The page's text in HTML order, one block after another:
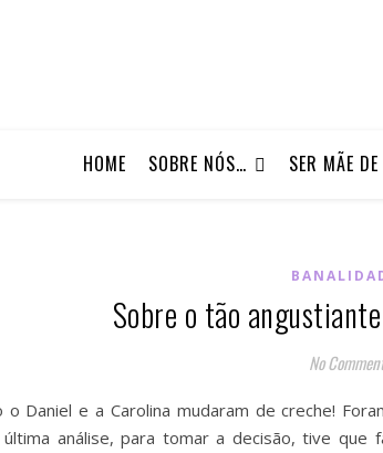
HOME SOBRE NÓS… SER MÃE
Sobre o tão
No
o Daniel e a Carolina mudaram de creche!
análise, para tomar a decisão, tive